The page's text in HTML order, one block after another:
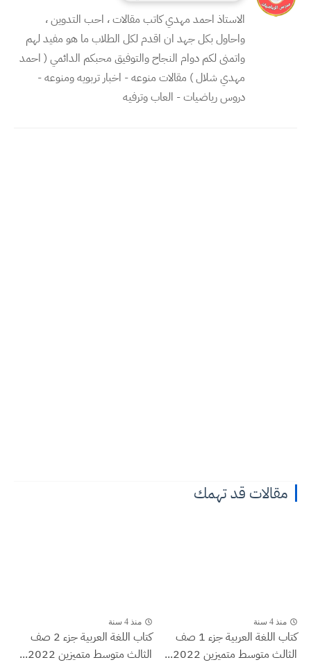
الاستاذ احمد مهدي كاتب مقالات ، احب التدوين ،
واحاول بكل جهد ان اقدم لكل الطلاب ما هو مفيد لهم
واتمنى لكم دوام النجاح والتوفيق محبكم الدائمي ( احمد
مهدي شلال ) مقالات منوعه - اخبار تربويه ومنوعه -
دروس رياضيات - العاب وترفيه
مقالات قد تهمك
منذ 4 سنة
كتاب اللغة العربية جزء 1 صف
الثالث متوسط متميزين 2022...
منذ 4 سنة
كتاب اللغة العربية جزء 2 صف
الثالث متوسط متميزين 2022...